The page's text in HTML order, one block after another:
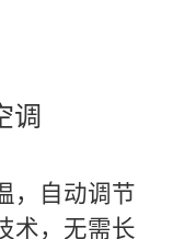
调
，自动调节
术，无需长